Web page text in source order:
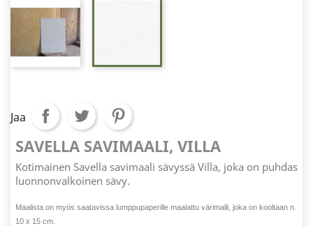
Jaa
SAVELLA SAVIMAALI, VILLA
Kotimainen Savella savimaali sävyssä Villa, joka on puhdas
luonnonvalkoinen sävy.
Maalista on myös saatavissa lumppupaperille maalattu värimalli, joka on kooltaan n.
10 x 15 cm.